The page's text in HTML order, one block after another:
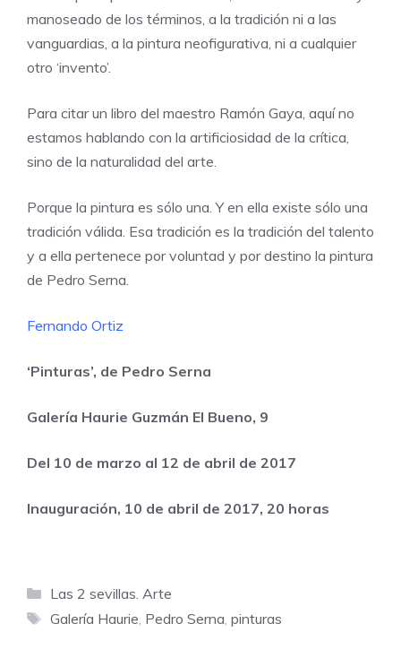
manoseado de los términos, a la tradición ni a las
vanguardias, a la pintura neofigurativa, ni a cualquier
otro ‘invento’.
Para citar un libro del maestro Ramón Gaya, aquí no
estamos hablando con la artificiosidad de la crítica,
sino de la naturalidad del arte.
Porque la pintura es sólo una. Y en ella existe sólo una
tradición válida. Esa tradición es la tradición del talento
y a ella pertenece por voluntad y por destino la pintura
de Pedro Serna.
Fernando Ortiz
‘Pinturas’, de Pedro Serna
Galería Haurie Guzmán El Bueno, 9
Del 10 de marzo al 12 de abril de 2017
Inauguración, 10 de abril de 2017, 20 horas
Categorías
Las 2 sevillas. Arte
Etiquetas
Galería Haurie, Pedro Serna, pinturas